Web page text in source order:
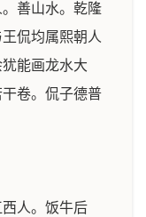
善山水。乾隆
侃均属熙朝人
能画龙水大
卷。侃子德普
人。饭牛后